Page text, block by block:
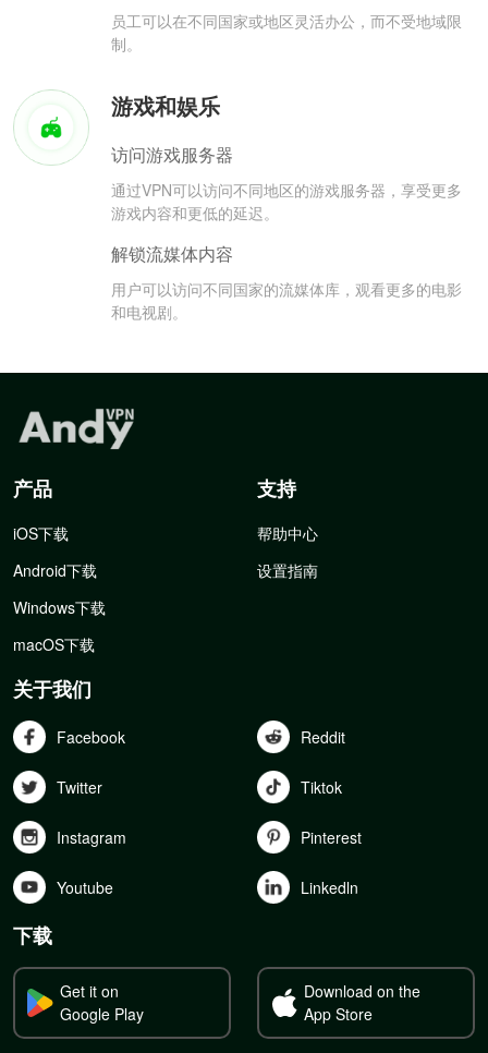
员工可以在不同国家或地区灵活办公，而不受地域限
制。
游戏和娱乐
访问游戏服务器
通过VPN可以访问不同地区的游戏服务器，享受更多
游戏内容和更低的延迟。
解锁流媒体内容
用户可以访问不同国家的流媒体库，观看更多的电影
和电视剧。
产品
iOS下载
Android下载
Windows下载
macOS下载
支持
帮助中心
设置指南
关于我们
Facebook Reddit
Twitter Tiktok
Instagram Pinterest
Youtube Linkedln
下载
Get it on
Google Play
Download on the
App Store